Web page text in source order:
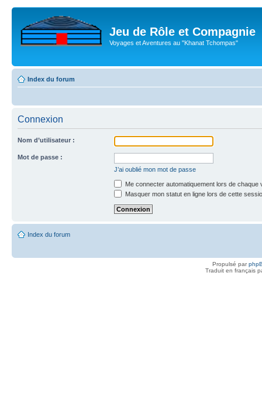
Jeu de Rôle et Compagnie
Voyages et Aventures au "Khanat Tchompas"
Index du forum
Connexion
Nom d’utilisateur :
Mot de passe :
J’ai oublié mon mot de passe
Me connecter automatiquement lors de chaque
Masquer mon statut en ligne lors de cette
Index du forum
Propulsé par
Traduit en français